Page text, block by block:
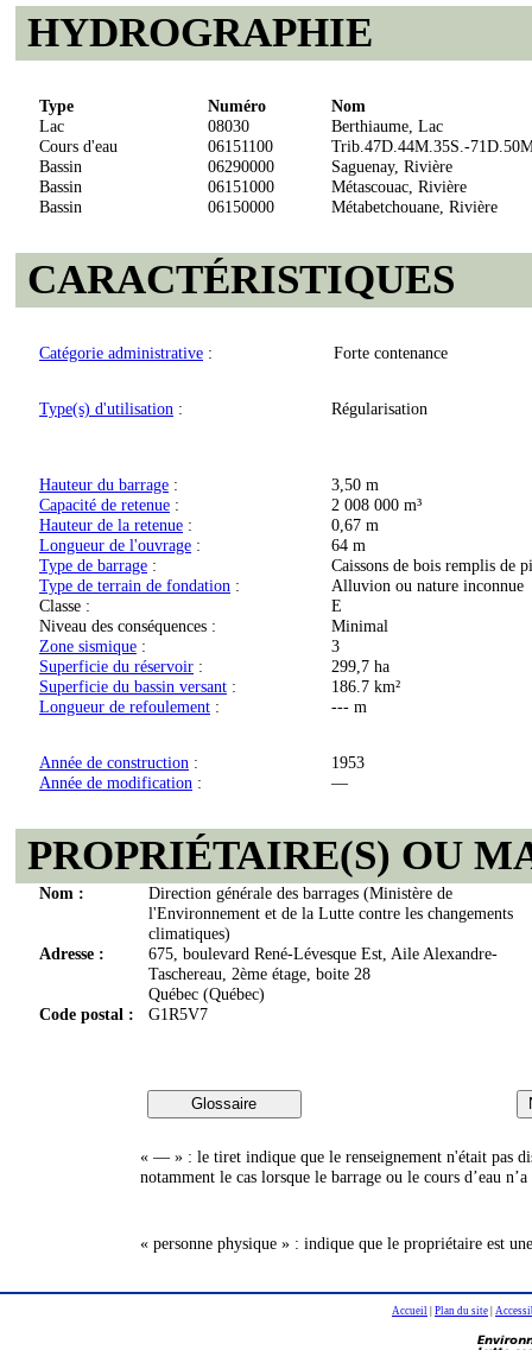
HYDROGRAPHIE
Type Numéro
Nom
Lac
08030
Berthiaume, Lac
Cours d'eau
06151100
Trib.47D.44M.35S.-
Bassin
06290000
Saguenay, Rivière
Bassin
06151000
Métascouac, Rivière
Bassin
06150000 Métabetchouane, Rivière
CARACTÉRISTIQUES
Catégorie administrative : Forte contenance
Type(s) d'utilisation : Régularisation
Hauteur du barrage :
3,50 m
Capacité de retenue :
2 008 000 m³
Hauteur de la retenue :
0,67 m
Longueur de l'ouvrage :
64 m
Type de barrage :
Caissons de bois remplis de
Type de terrain de fondation :
Alluvion ou nature inconnue
Classe :
E
Niveau des conséquences :
Minimal
Zone sismique :
3
Superficie du réservoir :
299,7 ha
Superficie du bassin versant :
186.7 km²
Longueur de refoulement : --- m
Année de construction :
1953
Année de modification : —
PROPRIÉTAIRE(S) OU
Nom :
Direction générale des barrages (Ministère de
l'Environnement et de la Lutte contre les changements
climatiques)
Adresse :
675, boulevard René-Lévesque Est, Aile Alexandre-
Taschereau, 2ème étage, boite 28
Québec (Québec)
Code postal :
G1R5V7
« — » : le tiret indique que le renseignement n'était pas
notamment le cas lorsque le barrage ou le cours d’eau
« personne physique » : indique que le propriétaire est
Accueil Plan du site